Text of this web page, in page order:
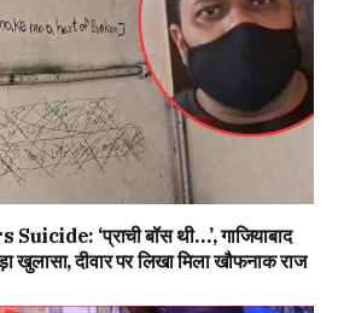
‘प्राची बॉस थी…’, गाजियाबाद
खुलासा, दीवार पर लिखा मिला खौफनाक राज